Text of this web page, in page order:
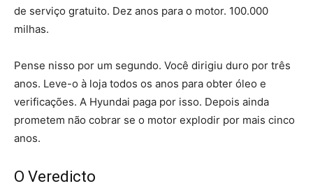
de serviço gratuito. Dez anos para o motor. 100.000
milhas.
Pense nisso por um segundo. Você dirigiu duro por três
anos. Leve-o à loja todos os anos para obter óleo e
verificações. A Hyundai paga por isso. Depois ainda
prometem não cobrar se o motor explodir por mais cinco
anos.
O Veredicto